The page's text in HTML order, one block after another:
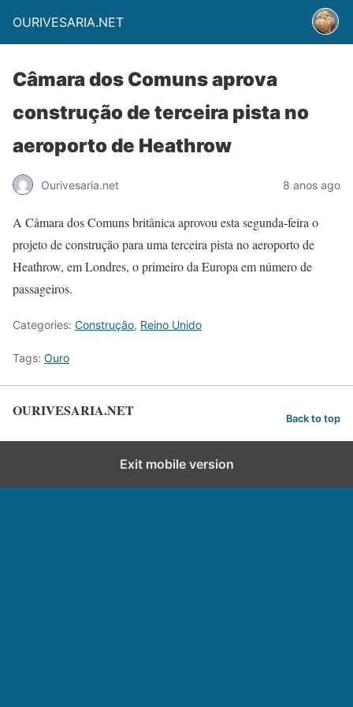
OURIVESARIA.NET
Câmara dos Comuns aprova
construção de terceira pista no
aeroporto de Heathrow
Ourivesaria.net 8 anos ago
A Câmara dos Comuns britânica aprovou esta segunda-feira o
projeto de construção para uma terceira pista no aeroporto de
Heathrow, em Londres, o primeiro da Europa em número de
passageiros.
Categories: Construção, Reino Unido
Tags: Ouro
OURIVESARIA.NET Back to top
Exit mobile version